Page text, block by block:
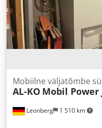
Leonberg 1 510 km
Mobiilne väljatõmbe
AL-KO Mobil Power